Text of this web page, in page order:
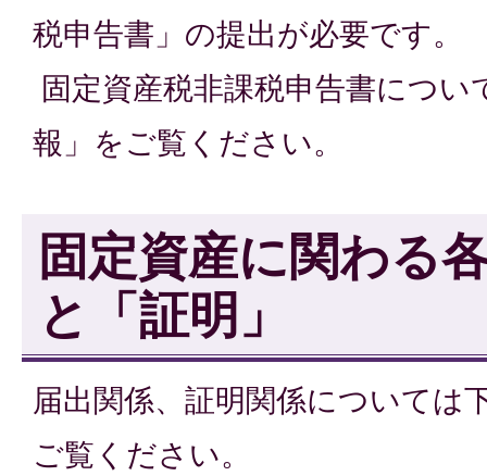
税申告書」の提出が必要です。
固定資産税非課税申告書につい
報」をご覧ください。
固定資産に関わる
と「証明」
届出関係、証明関係については
ご覧ください。